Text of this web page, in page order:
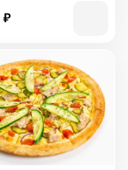
₽